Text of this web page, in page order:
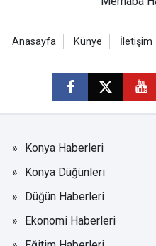
Anasayfa Künye İletişim
Konya Haberleri
Konya Düğünleri
Düğün Haberleri
Ekonomi Haberleri